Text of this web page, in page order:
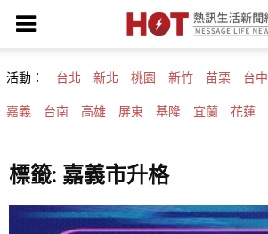
活動： 台北 新北 桃園 新竹 苗栗 台中
嘉義 台南 高雄 屏東 基隆 宜蘭 花蓮
標籤: 嘉義市升格